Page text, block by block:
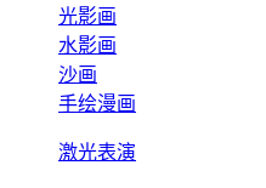
光影画
水影画
沙画
手绘漫画
激光表演